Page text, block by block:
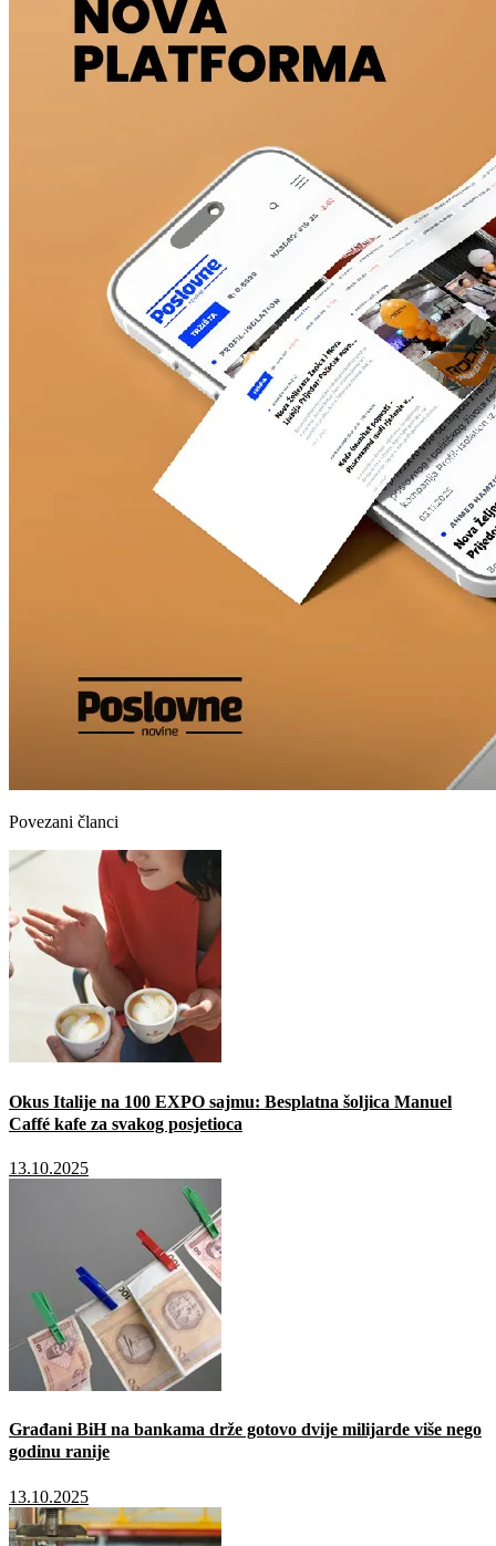
Povezani članci
Okus Italije na 100 EXPO sajmu: Besplatna šoljica Manuel
Caffé kafe za svakog posjetioca
13.10.2025
Građani BiH na bankama drže gotovo dvije milijarde više nego
godinu ranije
13.10.2025